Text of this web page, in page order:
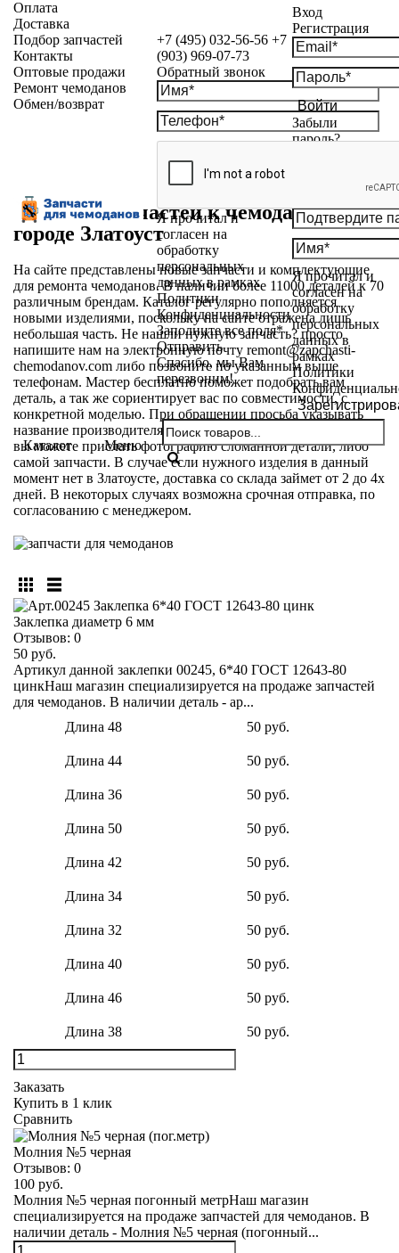
+7 (495) 032-56-56 +7
(903) 969-07-73
Обратный звонок
Я прочитал и
согласен на
обработку
персональных
данных в рамках
Политики
Конфиденциальности
Заполните все поля*
Отправить
Спасибо, мы Вам
перезвоним!
Вход
Регистрация
Войти
Забыли
пароль?
Я прочитал и
согласен на
обработку
персональных
данных в
рамках
Политики
Каталог Меню
Оплата
Доставка
Подбор запчастей
Контакты
Оптовые продажи
Ремонт чемоданов
Обмен/возврат
Магазин запчастей к чемоданам в
городе Златоуст
На сайте представлены новые запчасти и комплектующие
для ремонта чемоданов. В наличии более 11000 деталей к 70
различным брендам. Каталог регулярно пополняется
новыми изделиями, поскольку на сайте отражена лишь
небольшая часть. Не нашли нужную запчасть? просто
напишите нам на электронную почту remont@zapchasti-
chemodanov.com либо позвоните по указанным выше
телефонам. Мастер бесплатно поможет подобрать вам
деталь, а так же сориентирует вас по совместимости, с
конкретной моделью. При обращении просьба указывать
название производителя и модели вашего чемодана. Так же
вы можете прислать фотографию сломанной детали, либо
самой запчасти. В случае если нужного изделия в данный
момент нет в Златоусте, доставка со склада займет от 2 до 4х
дней. В некоторых случаях возможна срочная отправка, по
согласованию с менеджером.
Заклепка диаметр 6 мм
Отзывов: 0
50 руб.
Артикул данной заклепки 00245, 6*40 ГОСТ 12643-80
цинкНаш магазин специализируется на продаже запчастей
для чемоданов. В наличии деталь - ар...
Длина 48
50 руб.
Длина 44 50 руб.
Длина 36 50 руб.
Длина 50 50 руб.
Длина 42 50 руб.
Длина 34 50 руб.
Длина 32 50 руб.
Длина 40 50 руб.
Длина 46 50 руб.
Длина 38 50 руб.
Заказать
Купить в 1 клик
Сравнить
Молния №5 черная
Отзывов: 0
100 руб.
Молния №5 черная погонный метрНаш магазин
специализируется на продаже запчастей для чемоданов. В
наличии деталь - Молния №5 черная (погонный...